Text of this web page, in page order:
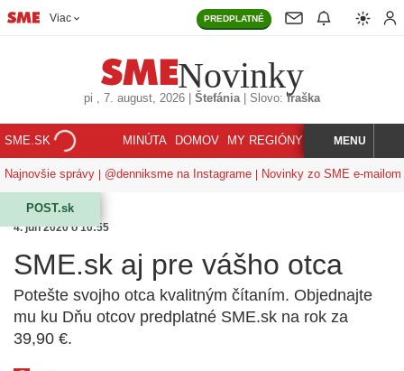
Viac PREDPLATNÉ
Novinky
pi , 7. august, 2026 Štefánia| Slovo: fraška
SME.SK MINÚTA DOMOV MY REGIÓNY KORZÁR
HĽADAJMENU
Najnovšie správy @denniksme na Instagrame Novinky zo SME e-mailom
POST.sk
4. jún 2020 o 10:55
SME.sk aj pre vášho otca
Potešte svojho otca kvalitným čítaním. Objednajte
mu ku Dňu otcov predplatné SME.sk na rok za
39,90 €.